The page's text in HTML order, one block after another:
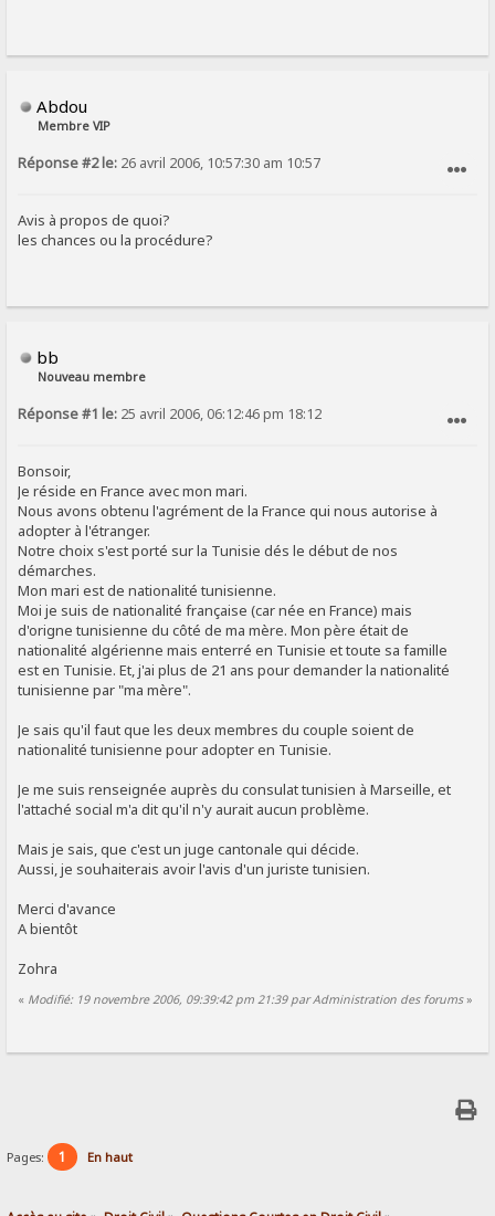
Abdou
Membre VIP
Réponse #2 le: 26 avril 2006, 10:57:30 am 10:57
Avis à propos de quoi?
les chances ou la procédure?
bb
Nouveau membre
Réponse #1 le: 25 avril 2006, 06:12:46 pm 18:12
Bonsoir,
Je réside en France avec mon mari.
Nous avons obtenu l'agrément de la France qui nous autorise à
adopter à l'étranger.
Notre choix s'est porté sur la Tunisie dés le début de nos
démarches.
Mon mari est de nationalité tunisienne.
Moi je suis de nationalité française (car née en France) mais
d'origne tunisienne du côté de ma mère. Mon père était de
nationalité algérienne mais enterré en Tunisie et toute sa famille
est en Tunisie. Et, j'ai plus de 21 ans pour demander la nationalité
tunisienne par "ma mère".
Je sais qu'il faut que les deux membres du couple soient de
nationalité tunisienne pour adopter en Tunisie.
Je me suis renseignée auprès du consulat tunisien à Marseille, et
l'attaché social m'a dit qu'il n'y aurait aucun problème.
Mais je sais, que c'est un juge cantonale qui décide.
Aussi, je souhaiterais avoir l'avis d'un juriste tunisien.
Merci d'avance
A bientôt
Zohra
« Modifié: 19 novembre 2006, 09:39:42 pm 21:39 par Administration des forums»
Pages: 1 En haut